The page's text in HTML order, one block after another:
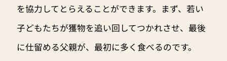
を協力してとらえることができます。まず、若い
子どもたちが獲物を追い回してつかれさせ、最後
に仕留める父親が、最初に多く食べるのです。